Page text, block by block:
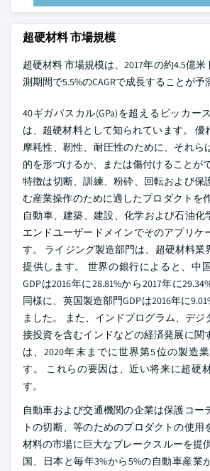
超硬材料 市場規模
超硬材料 市場規模は、2017年の約4.5億
測期間で5.5%のCAGRで成長することが予
40ギガパスカル(GPa)を超えるビッカー
は、超硬材料として知られています。 優
摩耗性、靭性、耐圧性のために、それら
的を形づけるか、または傷付けることが
特徴は切断、訓練、粉砕、回転および保
む産業操作のために適したプロダクトを
自動車、建築、建設、化学および石油化
エンドユーザードメインでそのアプリケ
す。 ライジング製造部門は、超硬材料業
提供します。 世界の銀行によると、中
GDPは2016年に28.81%から2017年に
同様に、英国製造部門GDPは2016年に
ました。 また、インドプログラム、デジ
接投資を含むインドなどの経済発展に関
は、2020年末までに世界第5位の製造
す。 これらの要因は、近い将来に超硬
す。
自動車および交通機関の企業は保護コー
トの切断、等のためのプロダクトの使用
材料の市場に巨大なブレークスルーを提
国、日本と毎年3%から5%の自動車産業